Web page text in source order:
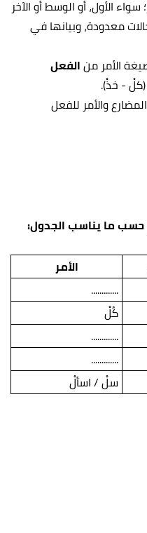
الأول، أو الوسط أو الآخر
معدودة، وبيانها في
الأمر منالفعل
(كلْ - خذْ).
والأمر للفعل
الأمر
.............
كُلْ
.............
.............
سلْ / اسألْ